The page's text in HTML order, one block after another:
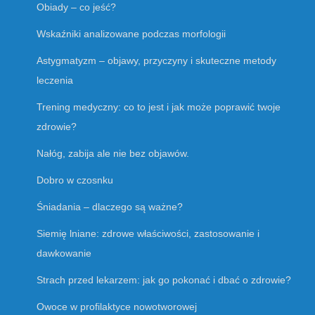
Obiady – co jeść?
Wskaźniki analizowane podczas morfologii
Astygmatyzm – objawy, przyczyny i skuteczne metody
leczenia
Trening medyczny: co to jest i jak może poprawić twoje
zdrowie?
Nałóg, zabija ale nie bez objawów.
Dobro w czosnku
Śniadania – dlaczego są ważne?
Siemię lniane: zdrowe właściwości, zastosowanie i
dawkowanie
Strach przed lekarzem: jak go pokonać i dbać o zdrowie?
Owoce w profilaktyce nowotworowej